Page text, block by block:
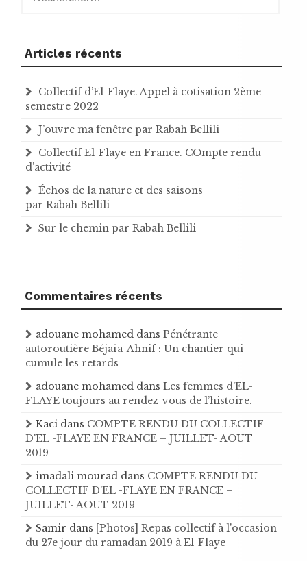
Articles récents
Collectif d’El-Flaye. Appel à cotisation 2ème
semestre 2022
J’ouvre ma fenêtre par Rabah Bellili
Collectif El-Flaye en France. COmpte rendu
d’activité
Échos de la nature et des saisons
par Rabah Bellili
Sur le chemin par Rabah Bellili
Commentaires récents
adouane mohamed dans Pénétrante
autoroutière Béjaïa-Ahnif : Un chantier qui
cumule les retards
adouane mohamed dans Les femmes d’EL-
FLAYE toujours au rendez-vous de l’histoire .
Kaci dans COMPTE RENDU DU COLLECTIF
D'EL -FLAYE EN FRANCE – JUILLET- AOUT
2019
imadali mourad dans COMPTE RENDU DU
COLLECTIF D'EL -FLAYE EN FRANCE –
JUILLET- AOUT 2019
Samir dans [Photos] Repas collectif à l'occasion
du 27e jour du ramadan 2019 à El-Flaye